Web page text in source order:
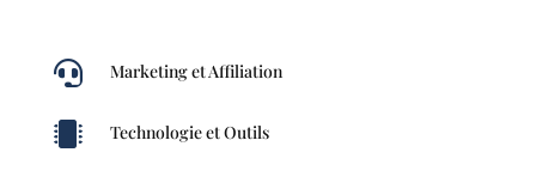
 Marketing et Affiliation
 Technologie et Outils